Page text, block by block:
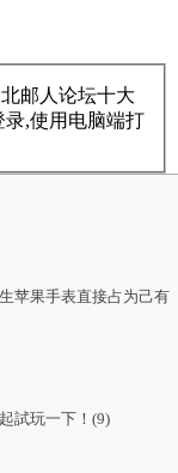
邮人论坛十大
录,使用电脑端打
苹果手表直接占为己有
試玩一下！(9)